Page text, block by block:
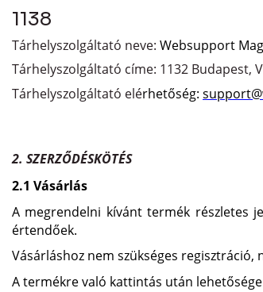
1138
Tárhelyszolgáltató neve: Websupport
Tárhelyszolgáltató címe: 1132 Budapest,
Tárhelyszolgáltató elérhetőség:
2. SZERZŐDÉSKÖTÉS
2.1 Vásárlás
A megrendelni kívánt termék részletes
értendőek.
Vásárláshoz nem szükséges
A termékre való kattintás után